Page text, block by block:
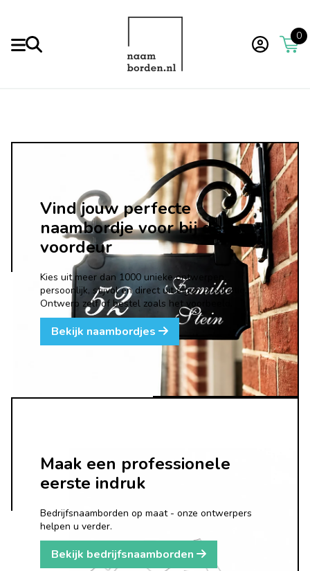
0
Vind jouw perfecte
naambordje voor bij de
voordeur
Kies uit meer dan 1000 unieke ontwerpen.
persoonlijk, stijvol en direct uit eigen productie.
Ontwerp zelf of bestel zoals het voorbeeld.
Bekijk naambordjes
Maak een professionele
eerste indruk
Bedrijfsnaamborden op maat - onze ontwerpers
helpen u verder.
Bekijk bedrijfsnaamborden